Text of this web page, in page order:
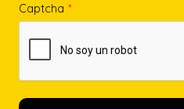
Captcha *